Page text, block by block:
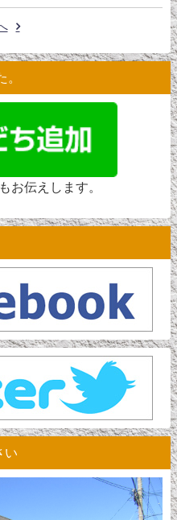
。
お伝えします。
い